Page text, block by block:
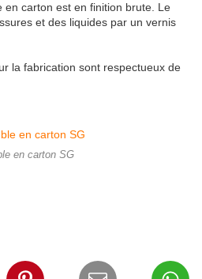
en carton est en finition brute. Le
et des liquides par un vernis
la fabrication sont respectueux de
en carton SG